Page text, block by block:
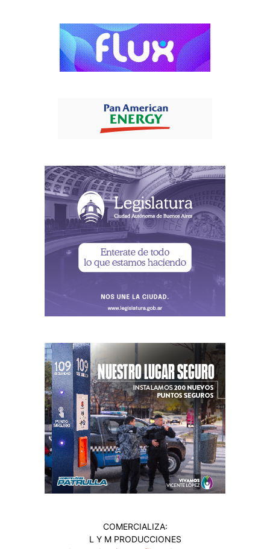
COMERCIALIZA:
L Y M PRODUCCIONES